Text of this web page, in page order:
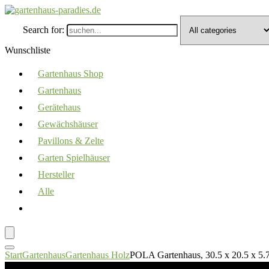
Search for:
Wunschliste
Gartenhaus Shop
Gartenhaus
Gerätehaus
Gewächshäuser
Pavillons & Zelte
Garten Spielhäuser
Hersteller
Alle
StartGartenhausGartenhaus HolzPOLA Gartenhaus, 30.5 x 20.5 x